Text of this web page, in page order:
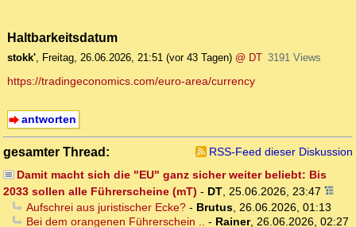
Haltbarkeitsdatum
stokk', Freitag, 26.06.2026, 21:51 (vor 43 Tagen) @ DT 3191 Views
https://tradingeconomics.com/euro-area/currency
antworten
gesamter Thread:
RSS-Feed dieser Diskussion
Damit macht sich die "EU" ganz sicher weiter beliebt: Bis
2033 sollen alle Führerscheine (mT) - DT, 25.06.2026, 23:47
Aufschrei aus juristischer Ecke?- Brutus, 26.06.2026, 01:13
Bei dem orangenen Führerschein .. - Rainer, 26.06.2026, 02:27